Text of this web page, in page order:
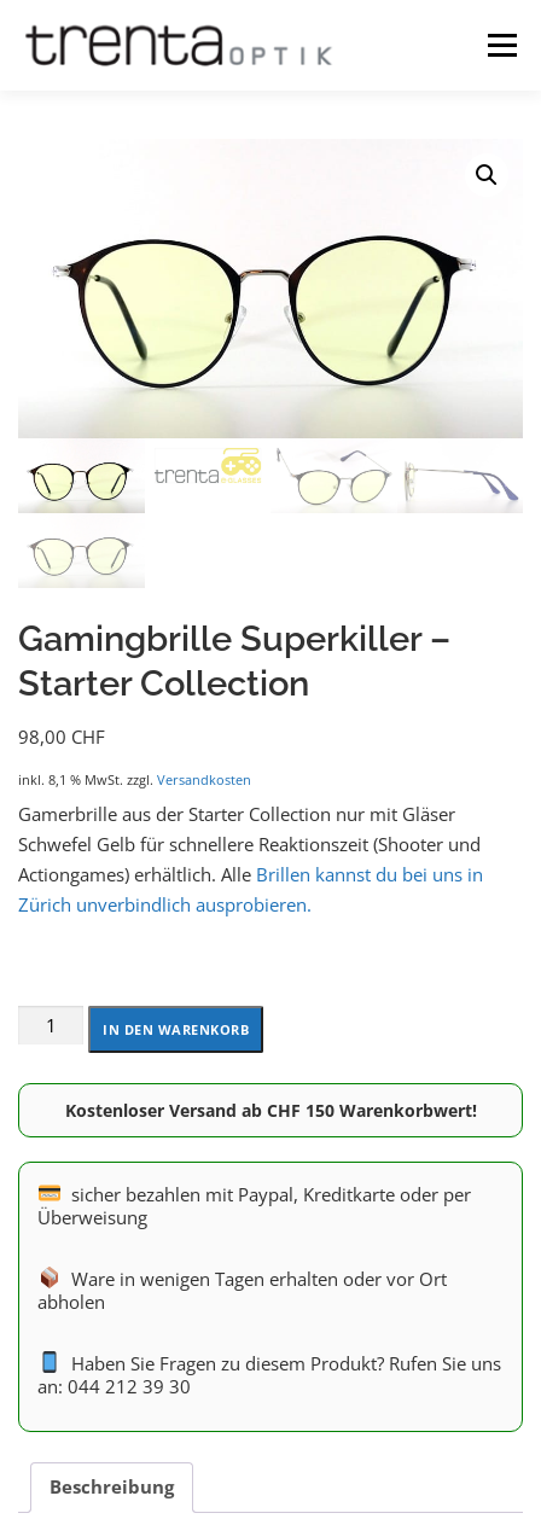
Menü
WARENKORB
MEIN KONTO
Gamingbrille Superkiller –
Starter Collection
98,00 CHF
inkl. 8,1 % MwSt. zzgl. Versandkosten
Gamerbrille aus der Starter Collection nur mit Gläser
Schwefel Gelb für schnellere Reaktionszeit (Shooter und
Actiongames) erhältlich. Alle Brillen kannst du bei uns in
Zürich unverbindlich ausprobieren.
IN DEN WARENKORB
Kostenloser Versand ab CHF 150 Warenkorbwert!
sicher bezahlen mit Paypal, Kreditkarte oder per
Überweisung
Ware in wenigen Tagen erhalten oder vor Ort
abholen
Haben Sie Fragen zu diesem Produkt? Rufen Sie uns
an: 044 212 39 30
Beschreibung